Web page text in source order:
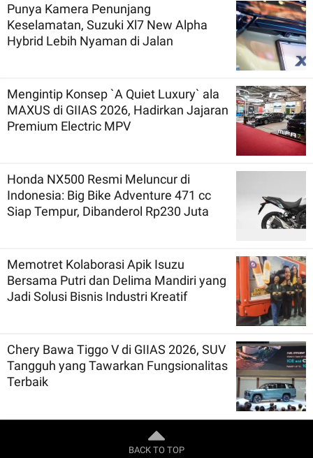
Punya Kamera Penunjang
Keselamatan, Suzuki Xl7 New Alpha
Hybrid Lebih Nyaman di Jalan
Mengintip Konsep `A Quiet Luxury` ala
MAXUS di GIIAS 2026, Hadirkan Jajaran
Premium Electric MPV
Honda NX500 Resmi Meluncur di
Indonesia: Big Bike Adventure 471 cc
Siap Tempur, Dibanderol Rp230 Juta
Memotret Kolaborasi Apik Isuzu
Bersama Putri dan Delima Mandiri yang
Jadi Solusi Bisnis Industri Kreatif
Chery Bawa Tiggo V di GIIAS 2026, SUV
Tangguh yang Tawarkan Fungsionalitas
Terbaik
BACK TO TOP